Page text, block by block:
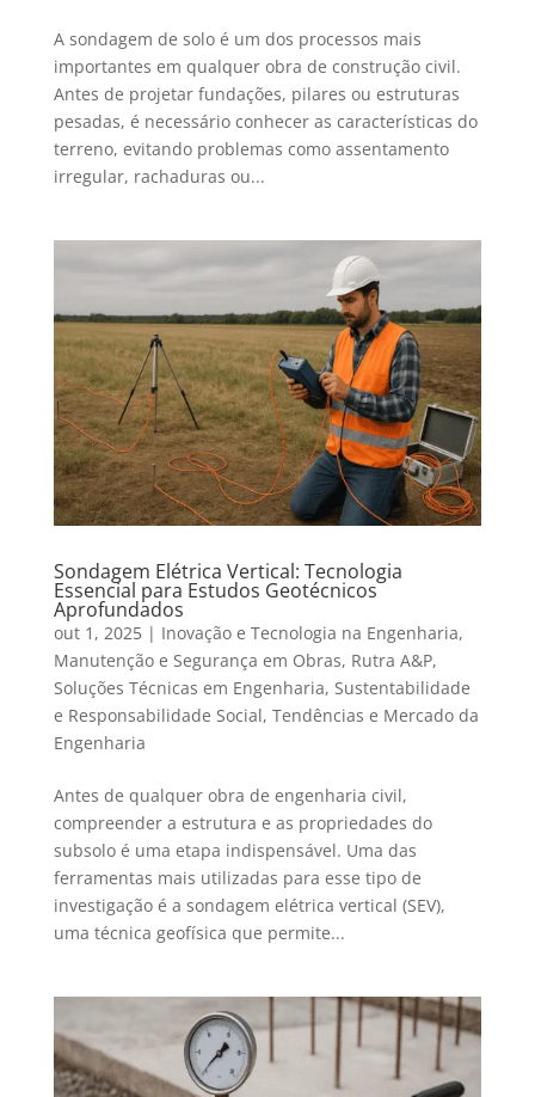
A sondagem de solo é um dos processos mais
importantes em qualquer obra de construção civil.
Antes de projetar fundações, pilares ou estruturas
pesadas, é necessário conhecer as características do
terreno, evitando problemas como assentamento
irregular, rachaduras ou...
Sondagem Elétrica Vertical: Tecnologia
Essencial para Estudos Geotécnicos
Aprofundados
out 1, 2025| Inovação e Tecnologia na Engenharia,
Manutenção e Segurança em Obras, Rutra A&P,
Soluções Técnicas em Engenharia, Sustentabilidade
e Responsabilidade Social, Tendências e Mercado da
Engenharia
Antes de qualquer obra de engenharia civil,
compreender a estrutura e as propriedades do
subsolo é uma etapa indispensável. Uma das
ferramentas mais utilizadas para esse tipo de
investigação é a sondagem elétrica vertical (SEV),
uma técnica geofísica que permite...